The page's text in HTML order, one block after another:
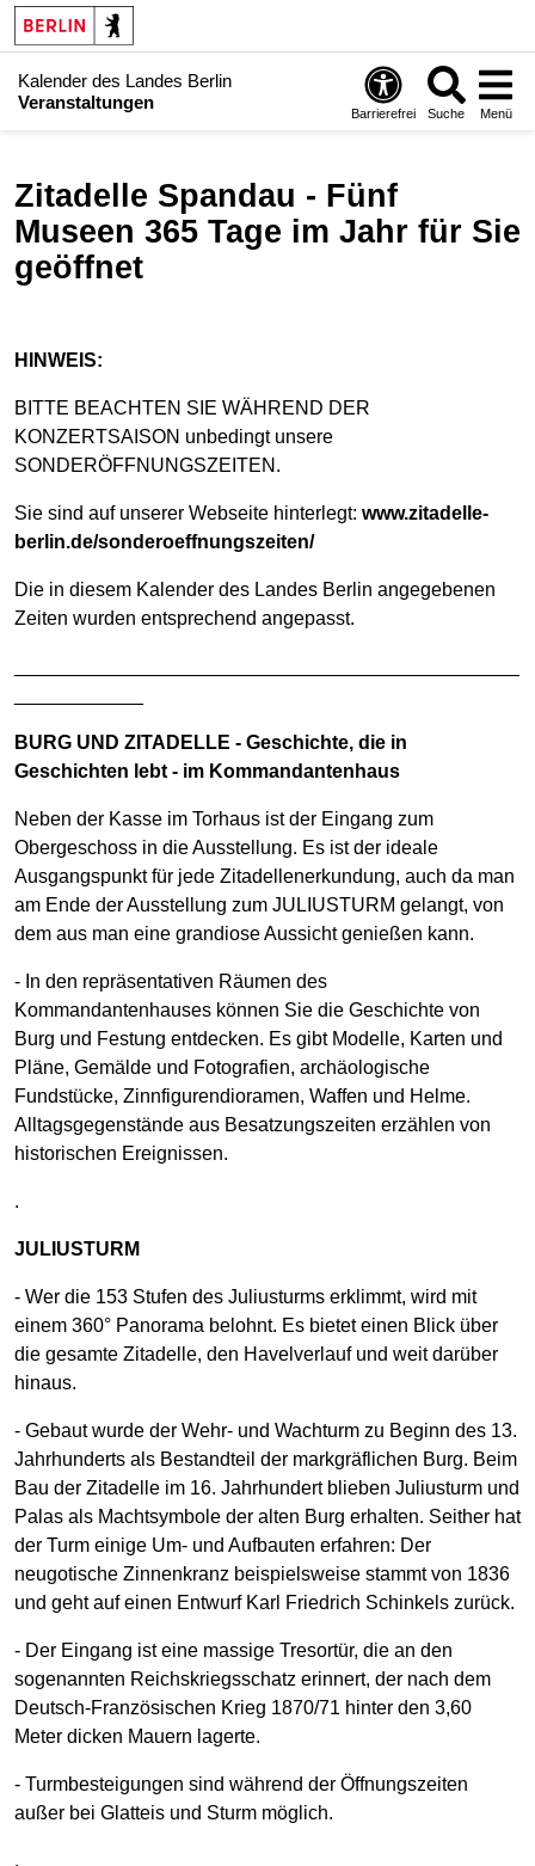
Kalender des Landes Berlin
Veranstaltungen
Barrierefrei Suche Menü
Zitadelle Spandau - Fünf
Museen 365 Tage im Jahr für Sie
geöffnet
HINWEIS:
BITTE BEACHTEN SIE WÄHREND DER
KONZERTSAISON unbedingt unsere
SONDERÖFFNUNGSZEITEN.
Sie sind auf unserer Webseite hinterlegt: www.zitadelle-
berlin.de/sonderoeffnungszeiten/
Die in diesem Kalender des Landes Berlin angegebenen
Zeiten wurden entsprechend angepasst.
BURG UND ZITADELLE - Geschichte, die in
Geschichten lebt - im Kommandantenhaus
Neben der Kasse im Torhaus ist der Eingang zum
Obergeschoss in die Ausstellung. Es ist der ideale
Ausgangspunkt für jede Zitadellenerkundung, auch da man
am Ende der Ausstellung zum JULIUSTURM gelangt, von
dem aus man eine grandiose Aussicht genießen kann.
- In den repräsentativen Räumen des
Kommandantenhauses können Sie die Geschichte von
Burg und Festung entdecken. Es gibt Modelle, Karten und
Pläne, Gemälde und Fotografien, archäologische
Fundstücke, Zinnfigurendioramen, Waffen und Helme.
Alltagsgegenstände aus Besatzungszeiten erzählen von
historischen Ereignissen.
.
JULIUSTURM
- Wer die 153 Stufen des Juliusturms erklimmt, wird mit
einem 360° Panorama belohnt. Es bietet einen Blick über
die gesamte Zitadelle, den Havelverlauf und weit darüber
hinaus.
- Gebaut wurde der Wehr- und Wachturm zu Beginn des 13.
Jahrhunderts als Bestandteil der markgräflichen Burg. Beim
Bau der Zitadelle im 16. Jahrhundert blieben Juliusturm und
Palas als Machtsymbole der alten Burg erhalten. Seither hat
der Turm einige Um- und Aufbauten erfahren: Der
neugotische Zinnenkranz beispielsweise stammt von 1836
und geht auf einen Entwurf Karl Friedrich Schinkels zurück.
- Der Eingang ist eine massige Tresortür, die an den
sogenannten Reichskriegsschatz erinnert, der nach dem
Deutsch-Französischen Krieg 1870/71 hinter den 3,60
Meter dicken Mauern lagerte.
- Turmbesteigungen sind während der Öffnungszeiten
außer bei Glatteis und Sturm möglich.
.